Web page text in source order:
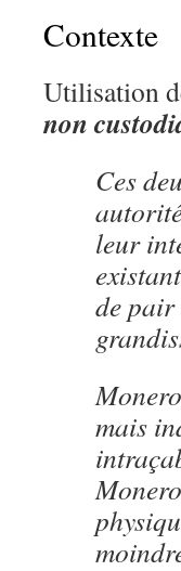
Contexte
Utilisation
non
Ces
leur
de pair
mais